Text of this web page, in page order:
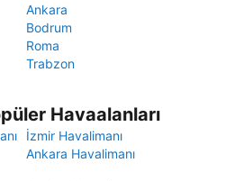
Ankara
Bodrum
Roma
Trabzon
Havaalanları
İzmir Havalimanı
Ankara Havalimanı